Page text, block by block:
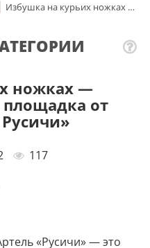
Избушка на курьих ножках — детская сказочная площадка
ножках —
площадка от
117
«Русичи» — это